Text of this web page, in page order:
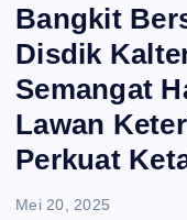
‎Bangkit
Disdik
Semangat
Lawan
Perkuat
Mei 20, 2025